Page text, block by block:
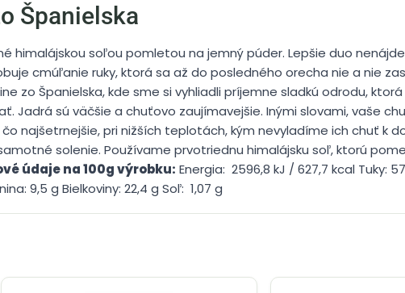
Španielska
himalájskou soľou pomletou na jemný púder. Lepšie duo
cmúľanie ruky, ktorá sa až do posledného orecha nie a nie
zo Španielska, kde sme si vyhliadli príjemne sladkú odrodu, ktorá
Jadrá sú väčšie a chuťovo zaujímavejšie. Inými slovami, vaše
najšetrnejšie, pri nižších teplotách, kým nevyladíme ich chuť k
solenie. Používame prvotriednu himalájsku soľ, ktorú
údaje na 100g výrobku: Energia: 2596,8 kJ / 627,7 kcal Tuky:
9,5 g Bielkoviny: 22,4 g Soľ: 1,07 g